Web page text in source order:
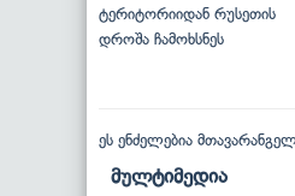
ტერიტორიიდან რუსეთის
დროშა ჩამოხსნეს
ეს ენძელებია
მულტიმედია